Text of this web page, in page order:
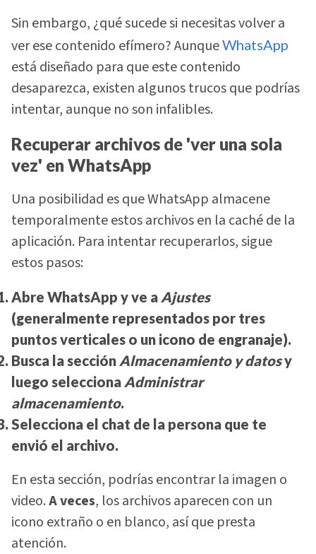
Sin embargo, ¿qué sucede si necesitas volver a
ver ese contenido efímero? AunqueWhatsApp
está diseñado para que este contenido
desaparezca, existen algunos trucos que podrías
intentar, aunque no son infalibles.
Recuperar archivos de 'ver una sola
vez' en WhatsApp
Una posibilidad es que WhatsApp almacene
temporalmente estos archivos en la caché de la
aplicación. Para intentar recuperarlos, sigue
estos pasos:
Abre WhatsApp y ve a Ajustes
(generalmente representados por tres
puntos verticales o un icono de engranaje).
Busca la sección Almacenamiento y datosy
luego selecciona Administrar
almacenamiento.
Selecciona el chat de la persona que te
envió el archivo.
En esta sección, podrías encontrar la imagen o
video.A veces, los archivos aparecen con un
icono extraño o en blanco, así que presta
atención.